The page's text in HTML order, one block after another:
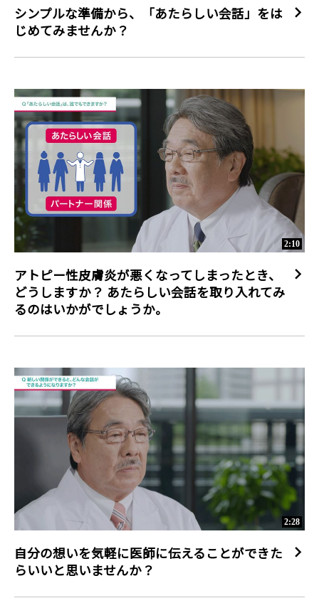
シンプルな準備から、「あたらしい会話」をは
じめてみませんか？
2:10
アトピー性皮膚炎が悪くなってしまったとき、
どうしますか？ あたらしい会話を取り入れてみ
るのはいかがでしょうか。
2:28
自分の想いを気軽に医師に伝えることができた
らいいと思いませんか？